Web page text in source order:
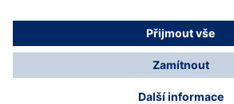
© Dräger Safety s.r.o., 2025
* Všechny ceny bez DPH plus
možné poplatky za doručení, pokud